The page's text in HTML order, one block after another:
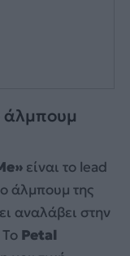
άλμπουμ
είναι το lead
άλμπουμ της
αναλάβει στην
Petal